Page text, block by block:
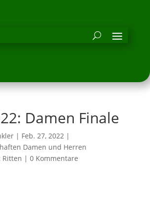
Damen Finale
| Feb. 27, 2022|
Damen und Herren
Ritten | 0 Kommentare